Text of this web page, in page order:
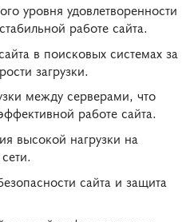
уровня удовлетворенности
работе сайта.
в поисковых системах за
загрузки.
между серверами, что
работе сайта.
высокой нагрузки на
сайта и защита